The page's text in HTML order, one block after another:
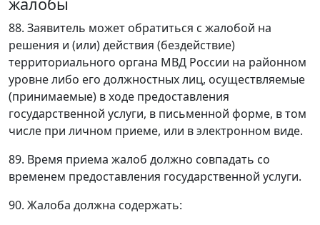
жалобы
88. Заявитель может обратиться с жалобой на
решения и (или) действия (бездействие)
территориального органа МВД России на районном
уровне либо его должностных лиц, осуществляемые
(принимаемые) в ходе предоставления
государственной услуги, в письменной форме, в том
числе при личном приеме, или в электронном виде.
89. Время приема жалоб должно совпадать со
временем предоставления государственной услуги.
90. Жалоба должна содержать: